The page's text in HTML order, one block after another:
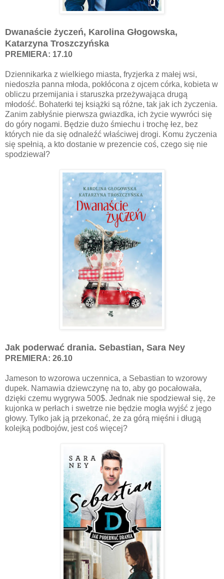
Dwanaście życzeń, Karolina Głogowska,
Katarzyna Troszczyńska
PREMIERA: 17.10
Dziennikarka z wielkiego miasta, fryzjerka z małej wsi,
niedoszła panna młoda, pokłócona z ojcem córka, kobieta w
obliczu przemijania i staruszka przeżywająca drugą
młodość. Bohaterki tej książki są różne, tak jak ich życzenia.
Zanim zabłyśnie pierwsza gwiazdka, ich życie wywróci się
do góry nogami. Będzie dużo śmiechu i trochę łez, bez
których nie da się odnaleźć właściwej drogi. Komu życzenia
się spełnią, a kto dostanie w prezencie coś, czego się nie
spodziewał?
Jak poderwać drania. Sebastian, Sara Ney
PREMIERA: 26.10
Jameson to wzorowa uczennica, a Sebastian to wzorowy
dupek. Namawia dziewczynę na to, aby go pocałowała,
dzięki czemu wygrywa 500$. Jednak nie spodziewał się, że
kujonka w perłach i swetrze nie będzie mogła wyjść z jego
głowy. Tylko jak ją przekonać, że za górą mięśni i długą
kolejką podbojów, jest coś więcej?